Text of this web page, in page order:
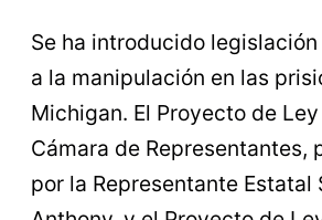
Se ha introducido
a la manipulación en las
Michigan. El Proyecto de
Cámara de Representantes,
por la Representante Estatal